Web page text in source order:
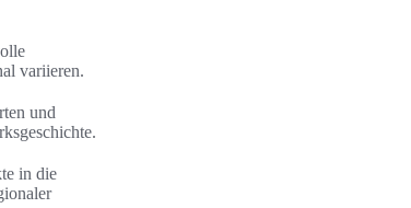
variieren.
und
in die